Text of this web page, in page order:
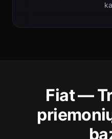
Fiat —